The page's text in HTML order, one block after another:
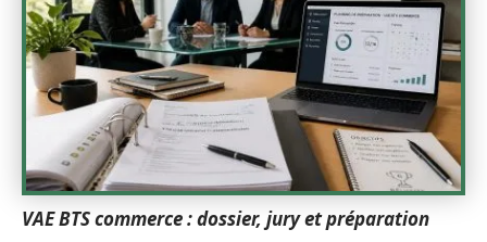
VAE BTS commerce : dossier, jury et préparation